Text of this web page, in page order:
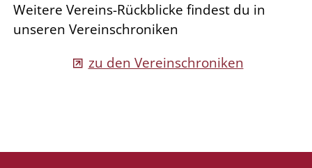
Weitere Vereins-Rückblicke findest du in
unseren Vereinschroniken
zu den Vereinschroniken